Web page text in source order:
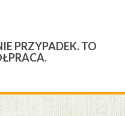
PRZYPADEK. TO